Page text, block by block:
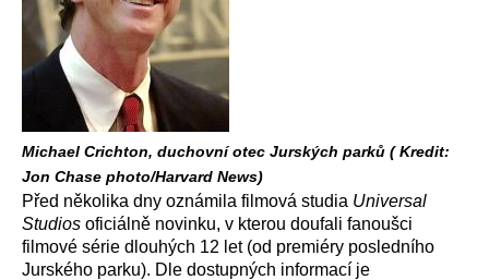
Michael Crichton, duchovní otec Jurských parků ( Kredit:
Jon Chase photo/Harvard News)
Před několika dny oznámila filmová studia Universal
Studios oficiálně novinku, v kterou doufali fanoušci
filmové série dlouhých 12 let (od premiéry posledního
Jurského parku). Dle dostupných informací je